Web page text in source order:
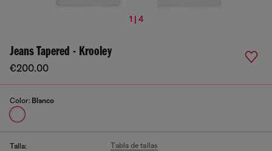
1 | 4
Jeans Tapered - Krooley
€200.00
Color: Blanco
Talla: Tabla de tallas